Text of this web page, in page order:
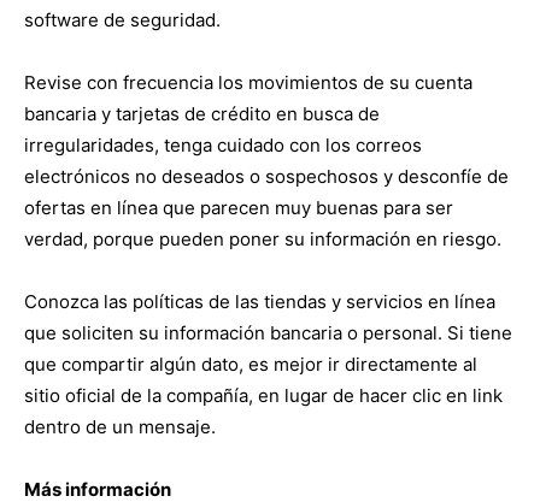
software de seguridad.
Revise con frecuencia los movimientos de su cuenta
bancaria y tarjetas de crédito en busca de
irregularidades, tenga cuidado con los correos
electrónicos no deseados o sospechosos y desconfíe de
ofertas en línea que parecen muy buenas para ser
verdad, porque pueden poner su información en riesgo.
Conozca las políticas de las tiendas y servicios en línea
que soliciten su información bancaria o personal. Si tiene
que compartir algún dato, es mejor ir directamente al
sitio oficial de la compañía, en lugar de hacer clic en link
dentro de un mensaje.
Más información